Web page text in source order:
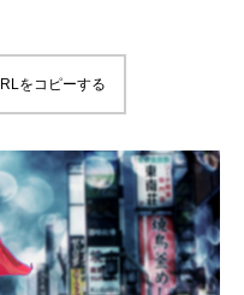
をコピーする